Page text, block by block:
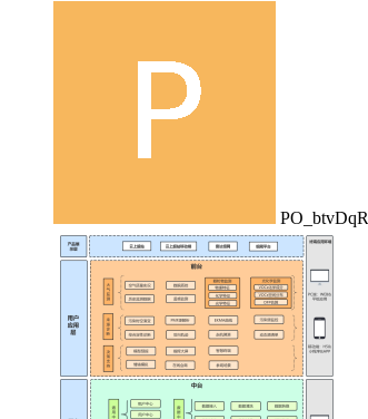
PO_btvDqR